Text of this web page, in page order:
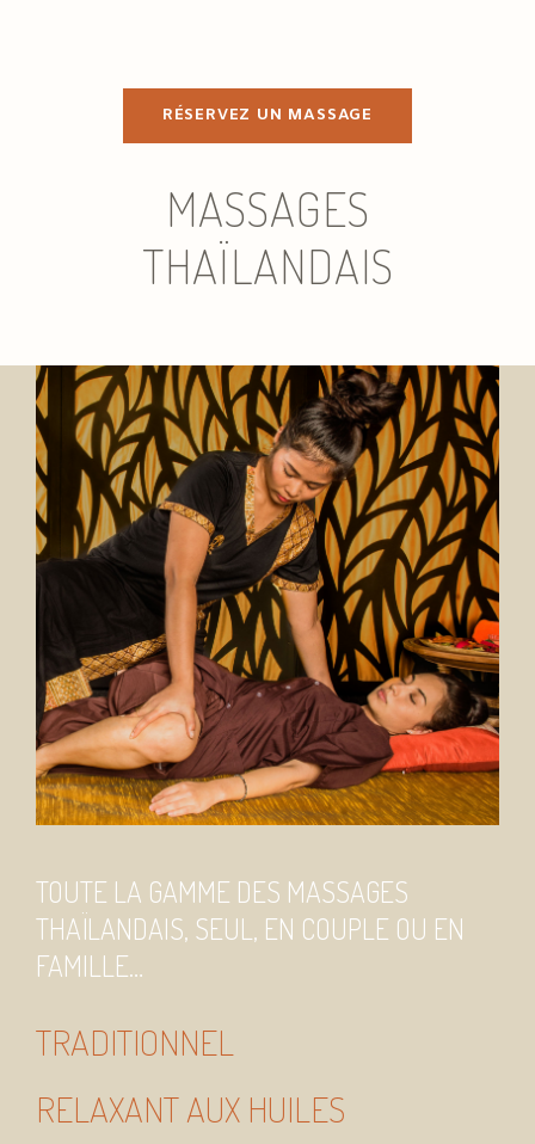
RÉSERVEZ UN MASSAGE
MASSAGES
THAÏLANDAIS
TOUTE LA GAMME DES MASSAGES
THAÏLANDAIS, SEUL, EN COUPLE OU EN
FAMILLE…
TRADITIONNEL
RELAXANT AUX HUILES